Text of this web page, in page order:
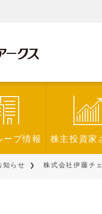
ープ情報 株主投資家
知らせ 株式会社伊藤チ